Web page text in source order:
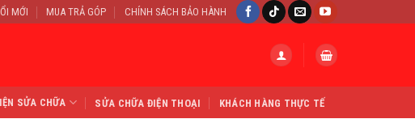
MỚI MUA TRẢ GÓP CHÍNH SÁCH BẢO HÀNH
SỬA CHỮA SỬA CHỮA ĐIỆN THOẠI KHÁCH HÀNG THỰC TẾ